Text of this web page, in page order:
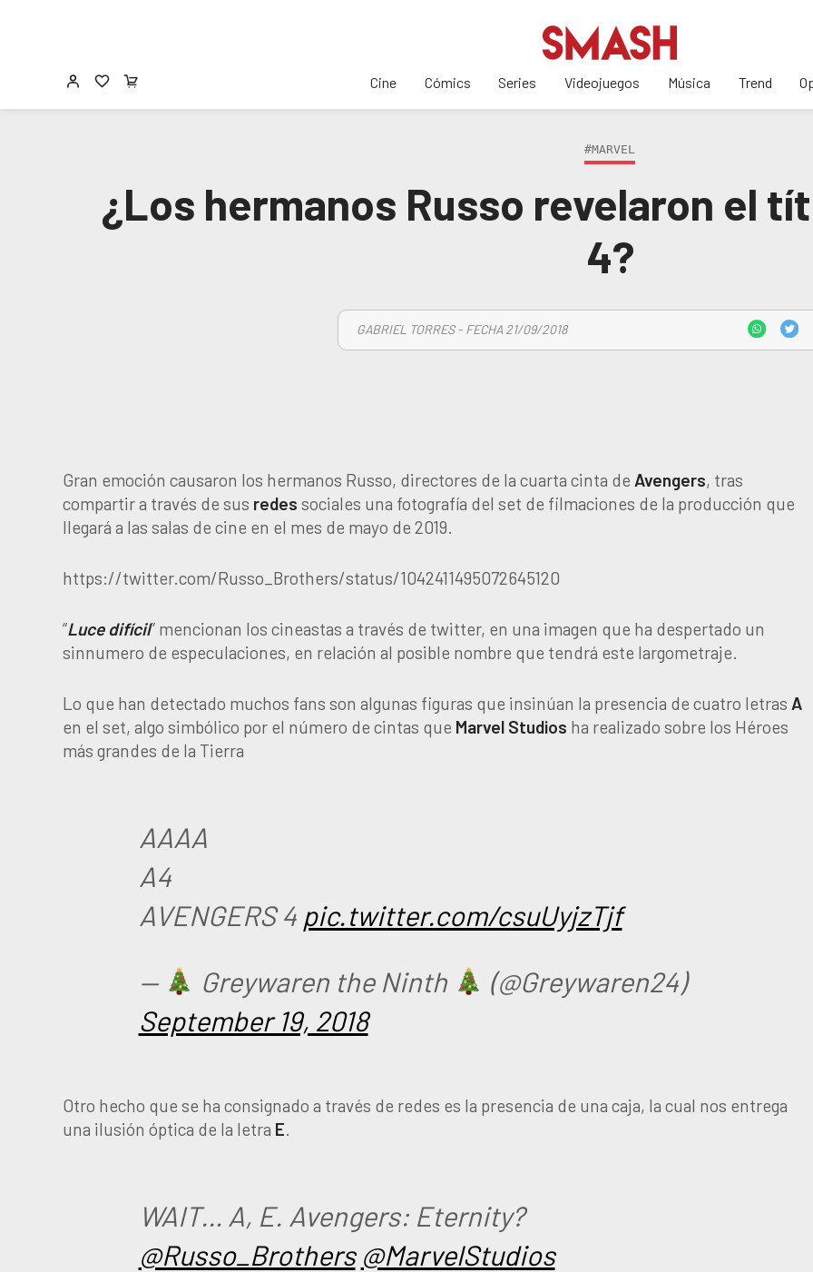
Cine Cómics Series Videojuegos Música Trend
#MARVEL
¿Los hermanos Russo revelaron el
4?
GABRIEL TORRES - FECHA 21/09/2018
Gran emoción causaron los hermanos Russo, directores de la cuarta cinta de Avengers, tras
compartir a través de sus redes sociales una fotografía del set de filmaciones de la producción que
llegará a las salas de cine en el mes de mayo de 2019.
https://twitter.com/Russo_Brothers/status/1042411495072645120
“Luce difícil” mencionan los cineastas a través de twitter, en una imagen que ha despertado un
sinnumero de especulaciones, en relación al posible nombre que tendrá este largometraje.
Lo que han detectado muchos fans son algunas figuras que insinúan la presencia de cuatro letras A
en el set, algo simbólico por el número de cintas que Marvel Studios ha realizado sobre los Héroes
más grandes de la Tierra
AAAA
A4
AVENGERS 4 pic.twitter.com/csuUyjzTjf
—
Greywaren the Ninth
(@Greywaren24)
September 19, 2018
Otro hecho que se ha consignado a través de redes es la presencia de una caja, la cual nos entrega
una ilusión óptica de la letra E.
WAIT… A, E. Avengers: Eternity?
@Russo_Brothers @MarvelStudios